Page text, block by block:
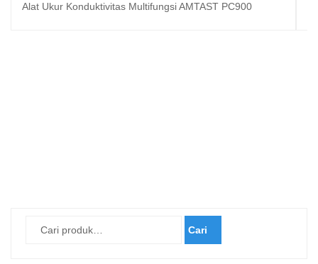
Alat Ukur Konduktivitas Multifungsi AMTAST PC900
Cari